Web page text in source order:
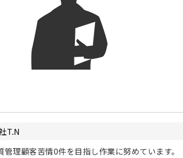
T.N
管理顧客苦情0件を目指し作業に努めています。